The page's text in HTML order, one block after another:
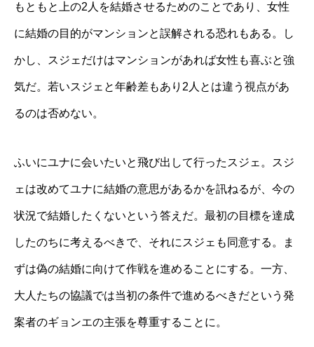
もともと上の2人を結婚させるためのことであり、女性
に結婚の目的がマンションと誤解される恐れもある。し
かし、スジェだけはマンションがあれば女性も喜ぶと強
気だ。若いスジェと年齢差もあり2人とは違う視点があ
るのは否めない。
ふいにユナに会いたいと飛び出して行ったスジェ。スジ
ェは改めてユナに結婚の意思があるかを訊ねるが、今の
状況で結婚したくないという答えだ。最初の目標を達成
したのちに考えるべきで、それにスジェも同意する。ま
ずは偽の結婚に向けて作戦を進めることにする。一方、
大人たちの協議では当初の条件で進めるべきだという発
案者のギョンエの主張を尊重することに。